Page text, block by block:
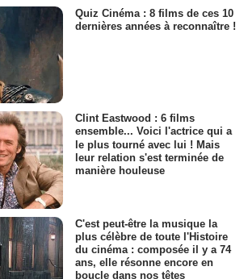
Quiz Cinéma : 8 films de ces 10
dernières années à reconnaître !
Clint Eastwood : 6 films
ensemble... Voici l'actrice qui a
le plus tourné avec lui ! Mais
leur relation s'est terminée de
manière houleuse
C'est peut-être la musique la
plus célèbre de toute l'Histoire
du cinéma : composée il y a 74
ans, elle résonne encore en
boucle dans nos têtes